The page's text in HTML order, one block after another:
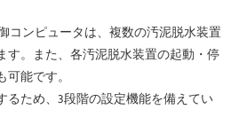
コンピュータは、複数の汚泥脱水装置
す。また、各汚泥脱水装置の起動・停
能です。
るため、3段階の設定機能を備えてい